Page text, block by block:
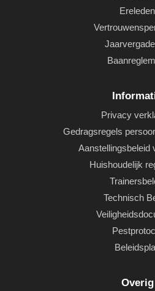
Ereleden
Privacy
Gedragsregels
Aanstellingsbeleid
Huishoudelijk
Technisch
Overig